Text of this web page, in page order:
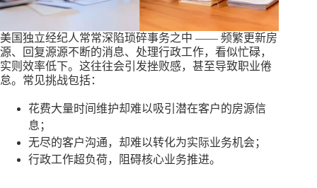
美国独立经纪人常常深陷琐碎事务之中 —— 频繁更新房
源、回复源源不断的消息、处理行政工作，看似忙碌，
实则效率低下。这往往会引发挫败感，甚至导致职业倦
怠。常见挑战包括：
花费大量时间维护却难以吸引潜在客户的房源信
息；
无尽的客户沟通，却难以转化为实际业务机会；
行政工作超负荷，阻碍核心业务推进。